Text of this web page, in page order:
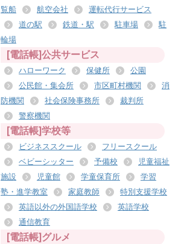
覧船
航空会社
運転代行サービス
道の駅
鉄道・駅 駐車場
駐
輪場
[電話帳]公共サービス
ハローワーク 保健所
公園
公民館・集会所
市区町村機関
消
防機関
社会保険事務所
裁判所
警察機関
[電話帳]学校等
ビジネススクール
フリースクール
ベビーシッター
予備校
児童福祉
施設
児童館 学童保育所
学習
塾・進学教室
家庭教師
特別支援学校
英語以外の外国語学校
英語学校
通信教育
[電話帳]グルメ